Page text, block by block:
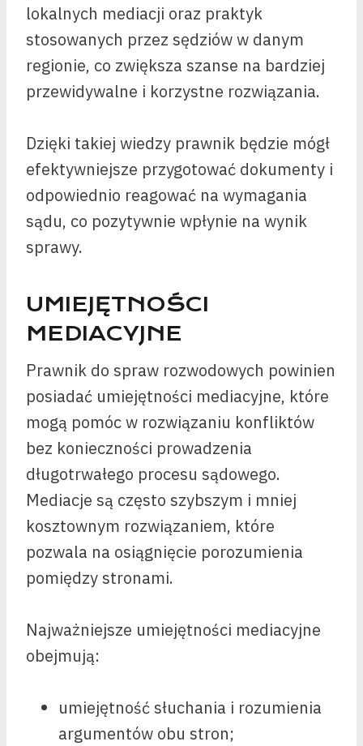
lokalnych mediacji oraz praktyk
stosowanych przez sędziów w danym
regionie, co zwiększa szanse na bardziej
przewidywalne i korzystne rozwiązania.
Dzięki takiej wiedzy prawnik będzie mógł
efektywniejsze przygotować dokumenty i
odpowiednio reagować na wymagania
sądu, co pozytywnie wpłynie na wynik
sprawy.
UMIEJĘTNOŚCI
MEDIACYJNE
Prawnik do spraw rozwodowych powinien
posiadać umiejętności mediacyjne, które
mogą pomóc w rozwiązaniu konfliktów
bez konieczności prowadzenia
długotrwałego procesu sądowego.
Mediacje są często szybszym i mniej
kosztownym rozwiązaniem, które
pozwala na osiągnięcie porozumienia
pomiędzy stronami.
Najważniejsze umiejętności mediacyjne
obejmują:
umiejętność słuchania i rozumienia
argumentów obu stron;